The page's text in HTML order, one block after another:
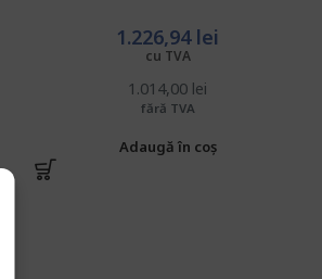
1.014,00 lei
fără TVA
1.226,94 lei
cu TVA
Adaugă în coș